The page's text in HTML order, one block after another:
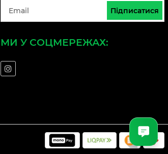
Підписатися
МИ У СОЦМЕРЕЖАХ: